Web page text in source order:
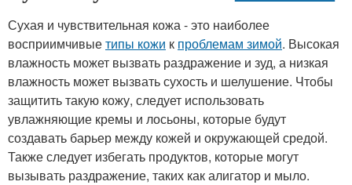
Сухая и чувствительная кожа - это наиболее
восприимчивыетипы кожи к проблемам зимой. Высокая
влажность может вызвать раздражение и зуд, а низкая
влажность может вызвать сухость и шелушение. Чтобы
защитить такую кожу, следует использовать
увлажняющие кремы и лосьоны, которые будут
создавать барьер между кожей и окружающей средой.
Также следует избегать продуктов, которые могут
вызывать раздражение, таких как алигатор и мыло.